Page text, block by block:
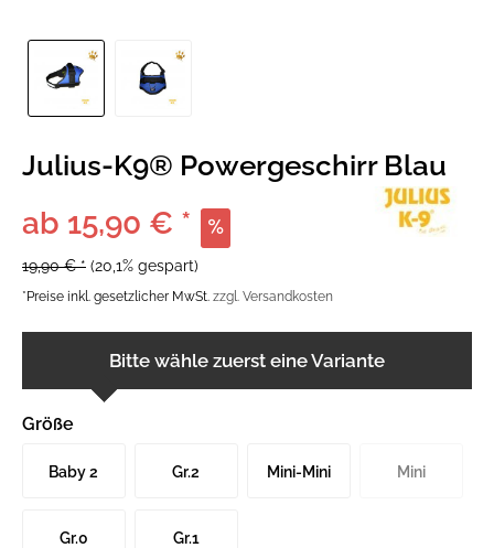
Julius-K9® Powergeschirr Blau
ab 15,90 € *
19,90 € * (20,1% gespart)
*Preise inkl. gesetzlicher MwSt. zzgl. Versandkosten
Bitte wähle zuerst eine Variante
Größe
Baby 2 Gr.2 Mini-Mini Mini
Gr.0 Gr.1